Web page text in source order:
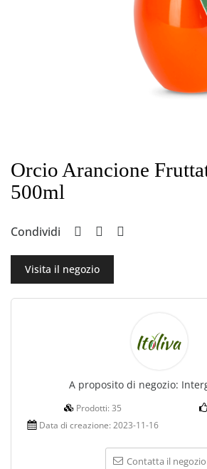
Orcio Arancione
500ml
Condividi
Visita il negozio
A proposito di negozio:
Prodotti: 35
Data di creazione: 2023-11-16
Contatta il negozio